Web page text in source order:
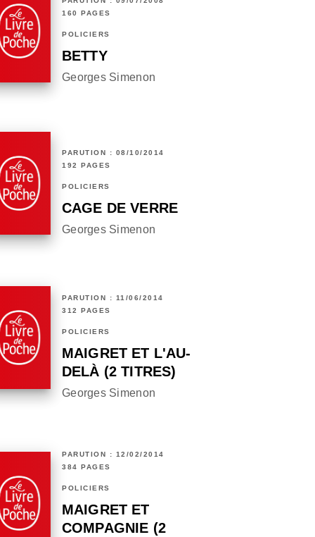
160 PAGES
POLICIERS
BETTY
Georges Simenon
PARUTION : 08/10/2014
192 PAGES
POLICIERS
CAGE DE VERRE
Georges Simenon
PARUTION : 11/06/2014
312 PAGES
POLICIERS
MAIGRET ET L'AU-
DELÀ (2 TITRES)
Georges Simenon
PARUTION : 12/02/2014
384 PAGES
POLICIERS
MAIGRET ET
COMPAGNIE (2